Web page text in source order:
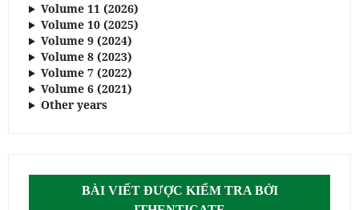
Volume 11 (2026)
Volume 10 (2025)
Volume 9 (2024)
Volume 8 (2023)
Volume 7 (2022)
Volume 6 (2021)
Other years
BÀI VIẾT ĐƯỢC KIỂM TRA BỞI